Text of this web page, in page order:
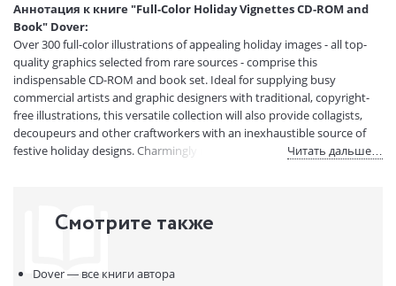
Артикул:
11016808
ISBN:
9780486995069
В продаже с:
08.04.2021
Аннотация к книге "Full-Color Holiday Vignettes CD-ROM and
Book" Dover:
Over 300 full-color illustrations of appealing holiday images - all top-
quality graphics selected from rare sources - comprise this
indispensable CD-ROM and book set. Ideal for supplying busy
commercial artists and graphic designers with traditional, copyright-
free illustrations, this versatile collection will also provide collagists,
decoupeurs and other craftworkers with an inexhaustible source of
festive holiday designs. Charmingly rendered images depict hearts,
Printed on one side only with acid-free paper and ink, the illustrations
are also perfect for enhancing scrapbooks and other memory albums.
Читать дальше…
Смотрите также
Dover — все книги автора